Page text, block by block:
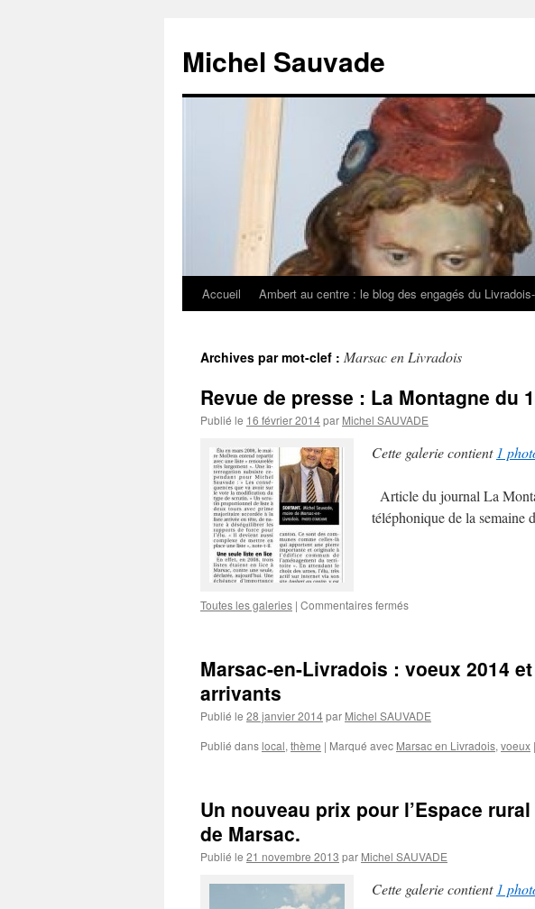
Michel Sauvade
Aller
contenu
Accueil Ambert au centre : le blog des engagés du
Archives par mot-clef : Marsac en Livradois
Revue de presse : La Montagne du
Publié le 16 février 2014par Michel SAUVADE
Cette galerie contient 1
Article du journal La
téléphonique de la semaine
Toutes les galeries | Commentaires fermés
:
du
février
Marsac-en-Livradois : voeux 2014
arrivants
Publié le 28 janvier 2014par Michel SAUVADE
Publié danslocal, thème | Marqué avec Marsac en Livradois, voeux |
Un nouveau prix pour l’Espace
de Marsac.
Publié le 21 novembre 2013 par Michel SAUVADE
Cette galerie contient 1